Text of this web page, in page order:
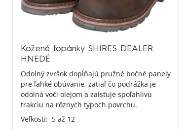
Kožené topánky SHIRES DEALER
HNEDÉ
Odolný zvršok dopĺňajú pružné bočné panely
pre ľahké obúvanie, zatiaľ čo podrážka je
odolná voči olejom a zaisťuje spoľahlivú
trakciu na rôznych typoch povrchu.
Veľkosti: 5 až 12